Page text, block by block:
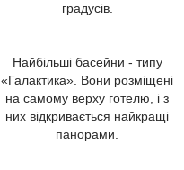
градусів.
Найбільші басейни - типу
«Галактика». Вони розміщені
на самому верху готелю, і з
них відкривається найкращі
панорами.